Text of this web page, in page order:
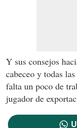
Y sus consejos
cabeceo y todas
falta un poco de
jugador de